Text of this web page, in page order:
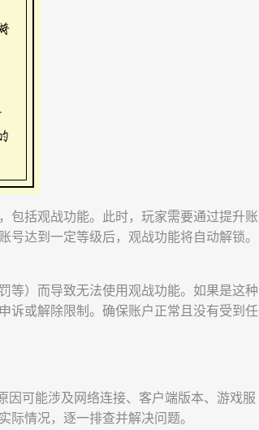
包括观战功能。此时，玩家需要通过提升账
达到一定等级后，观战功能将自动解锁。
等）而导致无法使用观战功能。如果是这种
诉或解除限制。确保账户正常且没有受到任
可能涉及网络连接、客户端版本、游戏服
情况，逐一排查并解决问题。